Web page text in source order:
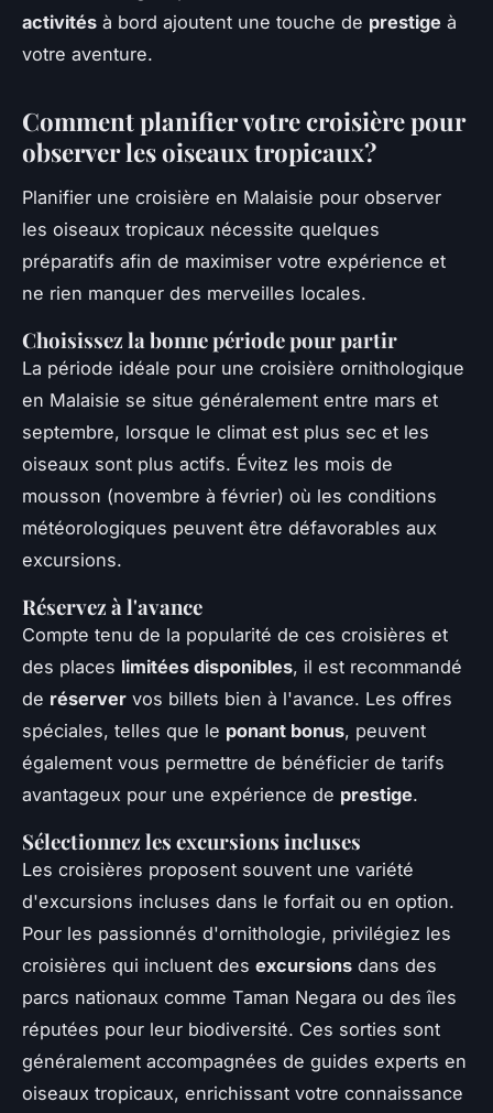
activités à bord ajoutent une touche de prestige à
votre aventure.
Comment planifier votre croisière pour
observer les oiseaux tropicaux?
Planifier une croisière en Malaisie pour observer
les oiseaux tropicaux nécessite quelques
préparatifs afin de maximiser votre expérience et
ne rien manquer des merveilles locales.
Choisissez la bonne période pour partir
La période idéale pour une croisière ornithologique
en Malaisie se situe généralement entre mars et
septembre, lorsque le climat est plus sec et les
oiseaux sont plus actifs. Évitez les mois de
mousson (novembre à février) où les conditions
météorologiques peuvent être défavorables aux
excursions.
Réservez à l'avance
Compte tenu de la popularité de ces croisières et
des places limitées disponibles, il est recommandé
de réserver vos billets bien à l'avance. Les offres
spéciales, telles que le ponant bonus, peuvent
également vous permettre de bénéficier de tarifs
avantageux pour une expérience de prestige.
Sélectionnez les excursions incluses
Les croisières proposent souvent une variété
d'excursions incluses dans le forfait ou en option.
Pour les passionnés d'ornithologie, privilégiez les
croisières qui incluent des excursions dans des
parcs nationaux comme Taman Negara ou des îles
réputées pour leur biodiversité. Ces sorties sont
généralement accompagnées de guides experts en
oiseaux tropicaux, enrichissant votre connaissance